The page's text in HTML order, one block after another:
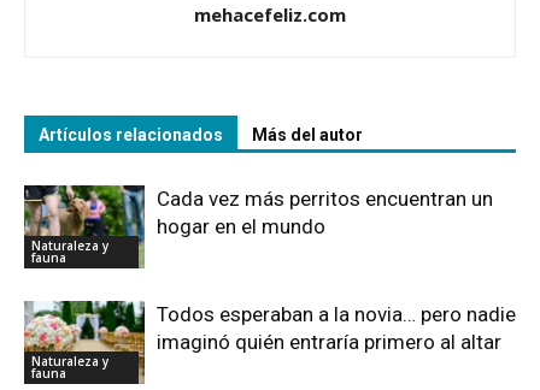
mehacefeliz.com
Artículos relacionados Más del autor
Naturaleza y
fauna
Cada vez más perritos encuentran un
hogar en el mundo
Naturaleza y
fauna
Todos esperaban a la novia… pero nadie
imaginó quién entraría primero al altar